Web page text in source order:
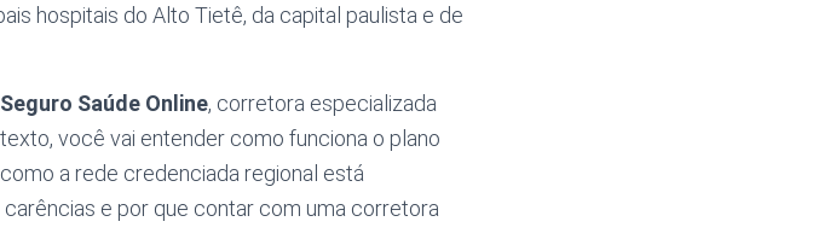
hospitais do Alto Tietê, da capital paulista e de
Seguro Saúde Online, corretora especializada
você vai entender como funciona o plano
a rede credenciada regional está
e por que contar com uma corretora